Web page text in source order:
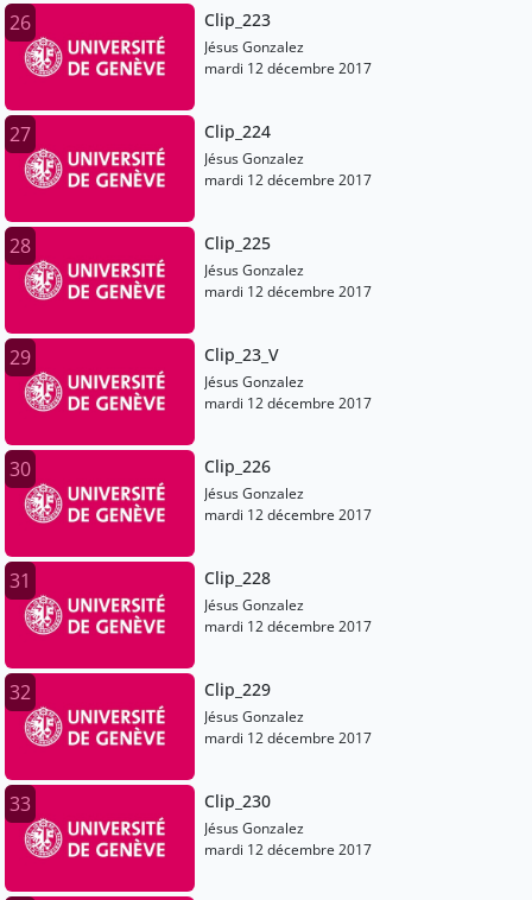
26 Clip_223
Jésus Gonzalez
mardi 12 décembre 2017
27 Clip_224
Jésus Gonzalez
mardi 12 décembre 2017
28 Clip_225
Jésus Gonzalez
mardi 12 décembre 2017
29 Clip_23_V
Jésus Gonzalez
mardi 12 décembre 2017
30 Clip_226
Jésus Gonzalez
mardi 12 décembre 2017
31 Clip_228
Jésus Gonzalez
mardi 12 décembre 2017
32 Clip_229
Jésus Gonzalez
mardi 12 décembre 2017
33 Clip_230
Jésus Gonzalez
mardi 12 décembre 2017